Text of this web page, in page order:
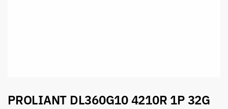
PROLIANT DL360G10 4210R 1P 32G